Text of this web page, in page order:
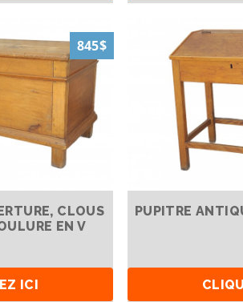
845$
CLOUS
EN V
ICI
PUPITRE